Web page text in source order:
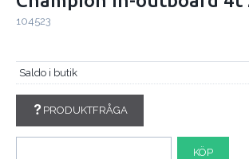
104523
Saldo i butik
PRODUKTFRÅGA
KÖP